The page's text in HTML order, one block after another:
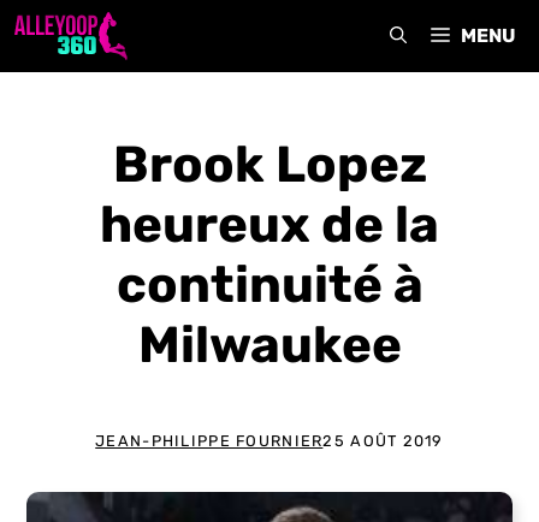
Aller
MENU
Brook Lopez
heureux de la
continuité à
Milwaukee
JEAN-PHILIPPE FOURNIER25 AOÛT 2019